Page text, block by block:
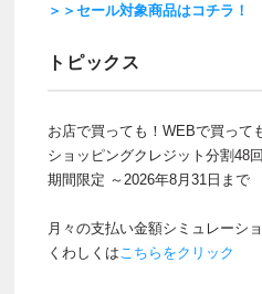
＞＞セール対象商品はコチラ！
トピックス
お店で買っても！WEBで買って
ショッピングクレジット分割48
期間限定 ～2026年8月31日まで
月々の支払い金額シミュレーシ
くわしくはこちらをクリック